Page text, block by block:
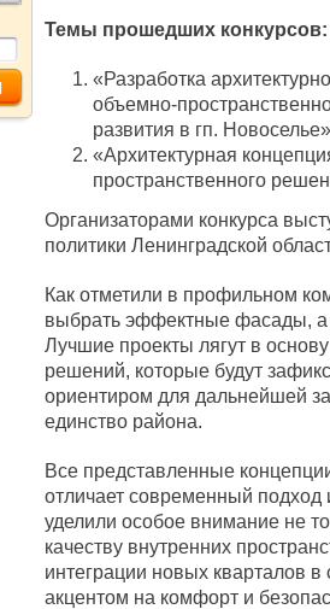
Темы прошедших конкурсов:
«Разработка
объемно-
развития в гп. Новоселье»
«Архитектурная
пространственного
Организаторами конкурса
политики Ленинградской
Как отметили в профильном
выбрать эффектные фасады, а
Лучшие проекты лягут в
решений, которые будут
ориентиром для дальнейшей
единство района.
Все представленные
отличает современный подход
уделили особое внимание не
качеству внутренних
интеграции новых кварталов
акцентом на комфорт и